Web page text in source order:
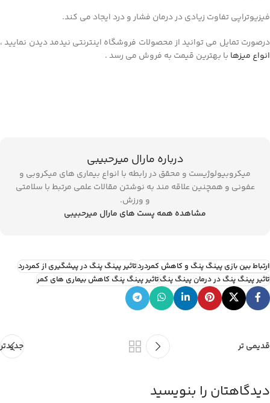
فیزیوتراپی تفاوت زیادی در درمان فشار و درد ایجاد می کند.
درصورت تمایل می توانید از محصولات فروشگاه اینترنتی نیدمد دیدن نمایید ،
انواع میزها با بهترین قیمت به فروش می رسد .
درباره مارال میرحبیبی
میکروبیولوژیست و محقق در رابطه با انواع بیماری های میکروبی و
عفونی و همچنین علاقه مند به نوشتن مقالات علمی مرتبط با سلامتی
و ورزش.
مشاهده همه پست های مارال میرحبیبی
ارتباط بین بازی پینگ پنگ و کاهش کمردردتاثیر پینگ پنگ در پیشگیری از کمردرد
تاثیر پینگ پنگ در درمان پینگ پنگتاثیر پینگ پنگ کاهش بیماری های کمر
جدیدتر قدیمی تر
دیدگاهتان را بنویسید